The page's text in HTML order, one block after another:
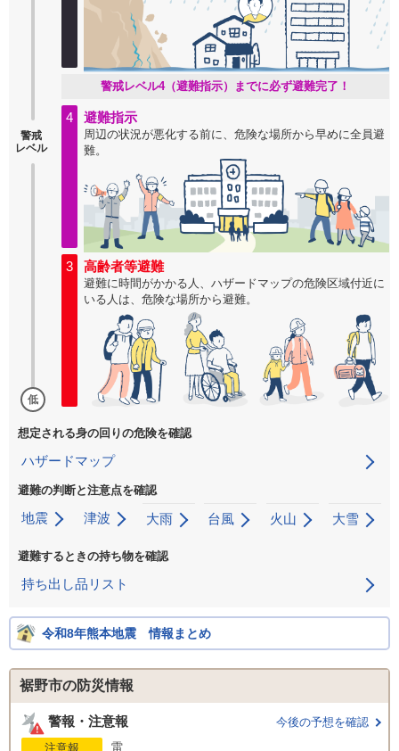
警戒
レベル
警戒レベル4（避難指示）までに必ず避難完了！
4 避難指示
周辺の状況が悪化する前に、危険な場所から早めに全員避
難。
低
3 高齢者等避難
避難に時間がかかる人、ハザードマップの危険区域付近に
いる人は、危険な場所から避難。
想定される身の回りの危険を確認
ハザードマップ
避難の判断と注意点を確認
地震 津波 大雨 台風 火山 大雪
避難するときの持ち物を確認
持ち出し品リスト
令和8年熊本地震 情報まとめ
裾野市の防災情報
警報・注意報
今後の予想を確認
注意報
雷